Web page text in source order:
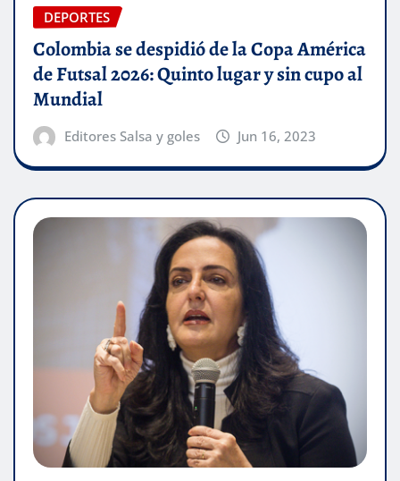
DEPORTES
Colombia se despidió de la Copa América
de Futsal 2026: Quinto lugar y sin cupo al
Mundial
Editores Salsa y goles Jun 16, 2023